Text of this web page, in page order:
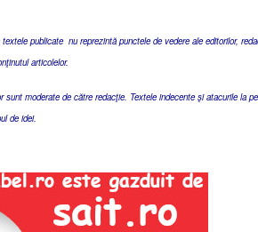
publicate nu reprezintă punctele de vedere ale editorilor,
articolelor.
sunt moderate de către redacţie. Textele indecente şi atacurile la
de idei.